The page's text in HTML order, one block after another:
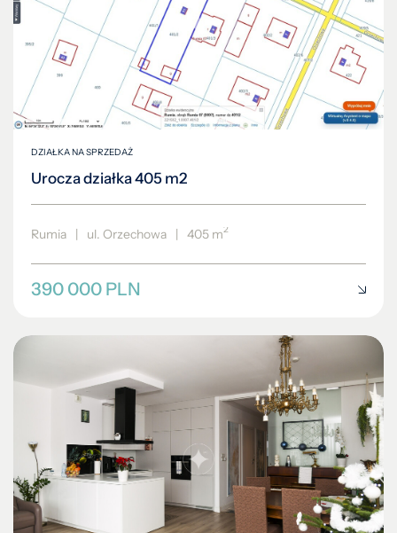
DZIAŁKA NA SPRZEDAŻ
Urocza działka 405 m2
Rumia | ul. Orzechowa | 405 m2
390 000 PLN